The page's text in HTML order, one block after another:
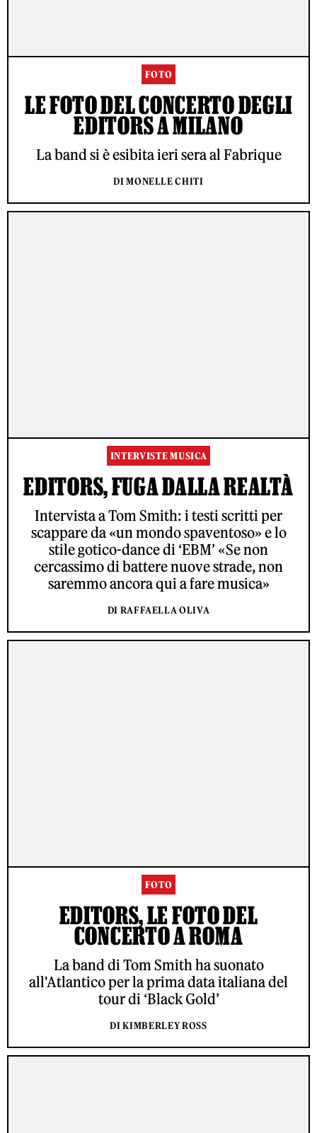
FOTO
LE FOTO DEL CONCERTO DEGLI
EDITORS A MILANO
La band si è esibita ieri sera al Fabrique
DI MONELLE CHITI
INTERVISTE MUSICA
EDITORS, FUGA DALLA REALTÀ
Intervista a Tom Smith: i testi scritti per
scappare da «un mondo spaventoso» e lo
stile gotico-dance di ‘EBM’ «Se non
cercassimo di battere nuove strade, non
saremmo ancora qui a fare musica»
DI RAFFAELLA OLIVA
FOTO
EDITORS, LE FOTO DEL
CONCERTO A ROMA
La band di Tom Smith ha suonato
all'Atlantico per la prima data italiana del
tour di ‘Black Gold’
DI KIMBERLEY ROSS